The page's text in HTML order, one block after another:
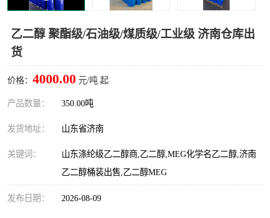
乙二醇 聚酯级/石油级/煤质级/工业级 济南仓库出
货
价格： 4000.00 元/吨 起
产品数量： 350.00吨
发货地址： 山东省济南
关键词：
山东涤纶级乙二醇商,乙二醇,MEG化学名乙二醇,济南
乙二醇桶装出售,乙二醇MEG
发布日期： 2026-08-09
叔丁基苯
醛类
水处理助剂